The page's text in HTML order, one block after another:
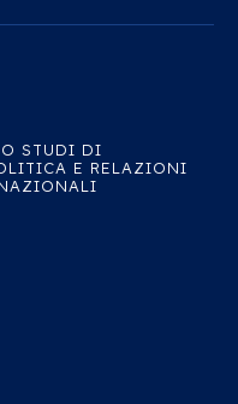
STUDI DI
E RELAZIONI